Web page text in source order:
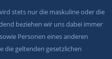
stets nur die maskuline oder die
beziehen wir uns dabei immer
Personen eines anderen
die geltenden gesetzlichen